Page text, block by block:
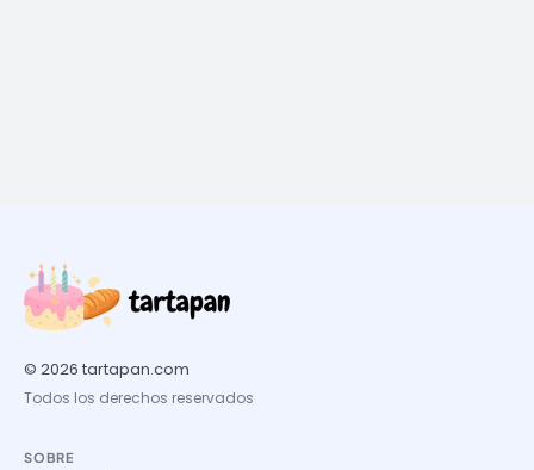
© 2026 tartapan.com
Todos los derechos reservados
SOBRE